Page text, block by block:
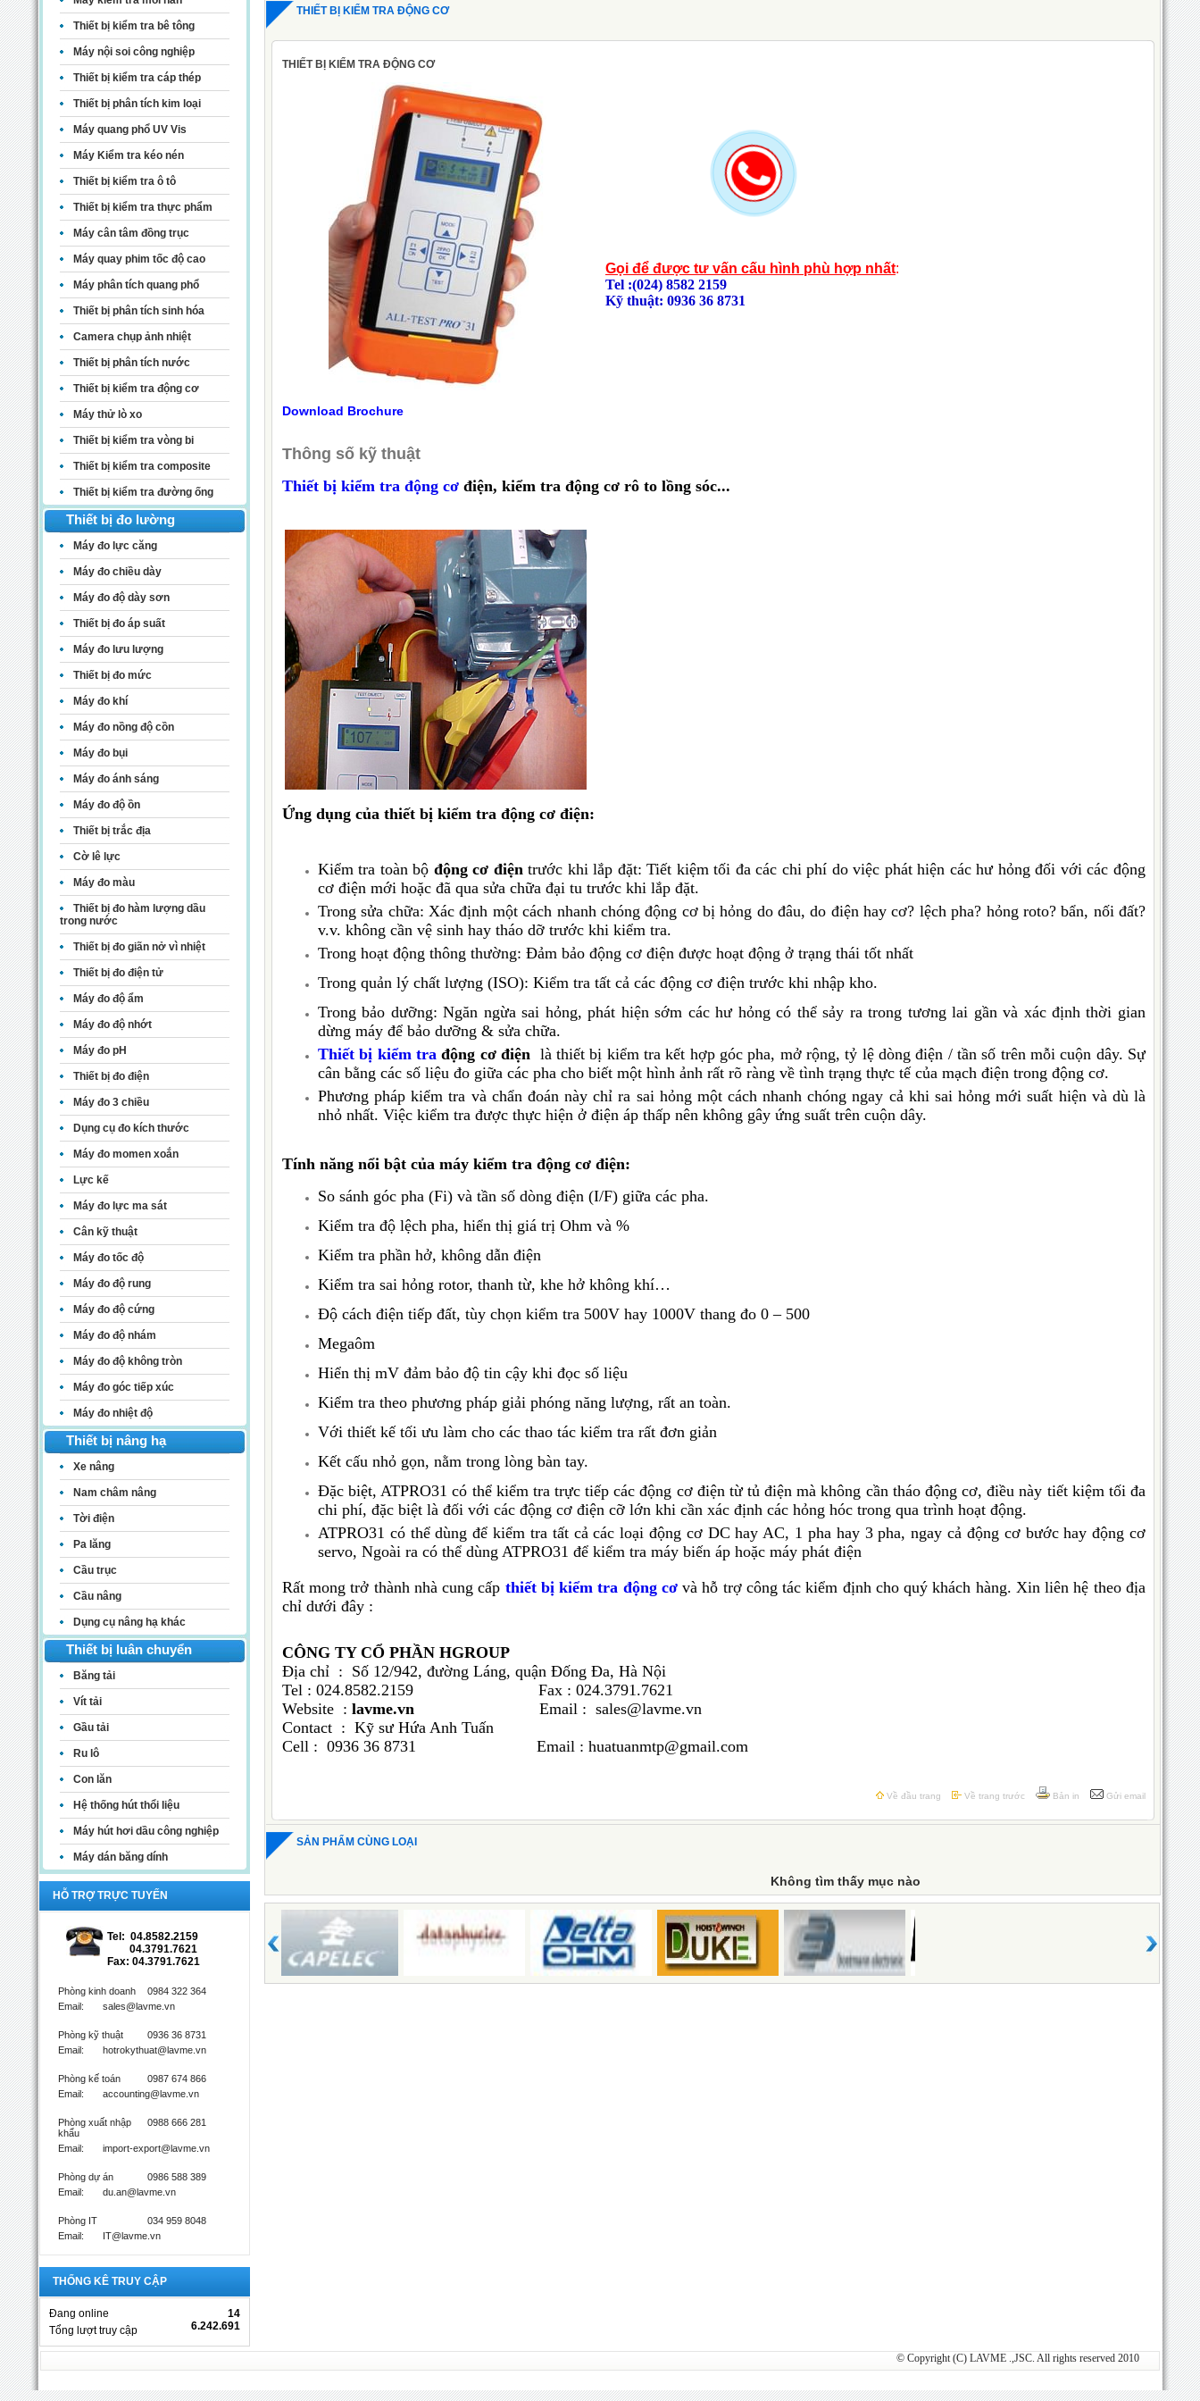
Thiết bị kiểm tra bê tông
Máy nội soi công nghiệp
Thiết bị kiểm tra cáp thép
Thiết bị phân tích kim loại
Máy quang phổ UV Vis
Máy Kiểm tra kéo nén
Thiết bị kiểm tra ô tô
Thiết bị kiểm tra thực phẩm
Máy cân tâm đồng trục
Máy quay phim tốc độ cao
Máy phân tích quang phổ
Thiết bị phân tích sinh hóa
Camera chụp ảnh nhiệt
Thiết bị phân tích nước
Thiết bị kiểm tra động cơ
Máy thử lò xo
Thiết bị kiểm tra vòng bi
Thiết bị kiểm tra composite
Thiết bị kiểm tra đường ống
Thiết bị đo lường
Máy đo lực căng
Máy đo chiều dày
Máy đo độ dày sơn
Thiết bị đo áp suất
Máy đo lưu lượng
Thiết bị đo mức
Máy đo khí
Máy đo nồng độ cồn
Máy đo bụi
Máy đo ánh sáng
Máy đo độ ồn
Thiết bị trắc địa
Cờ lê lực
Máy đo màu
Thiết bị đo hàm lượng dầu
trong nước
Thiết bị đo giãn nở vì nhiệt
Thiết bị đo điện tử
Máy đo độ ẩm
Máy đo độ nhớt
Máy đo pH
Thiết bị đo điện
Máy đo 3 chiều
Dụng cụ đo kích thước
Máy đo momen xoắn
Lực kế
Máy đo lực ma sát
Cân kỹ thuật
Máy đo tốc độ
Máy đo độ rung
Máy đo độ cứng
Máy đo độ nhám
Máy đo độ không tròn
Máy đo góc tiếp xúc
Máy đo nhiệt độ
Thiết bị nâng hạ
Xe nâng
Nam châm nâng
Tời điện
Pa lăng
Cầu trục
Cầu nâng
Dụng cụ nâng hạ khác
Thiết bị luân chuyển
Băng tải
Vít tải
Gầu tải
Ru lô
Con lăn
Hệ thống hút thổi liệu
Máy hút hơi dầu công nghiệp
Máy dán băng dính
HỖ TRỢ TRỰC TUYẾN
Tel: 04.8582.2159
04.3791.7621
Fax: 04.3791.7621
Phòng kinh doanh
0984 322 364
Email:
sales@lavme.vn
Phòng kỹ thuật
0936 36 8731
Email:
hotrokythuat@lavme.vn
Phòng kế toán
0987 674 866
Email:
accounting@lavme.vn
Phòng xuất nhập
khẩu
0988 666 281
Email: import-export@lavme.vn
Phòng dự án
0986 588 389
Email:
du.an@lavme.vn
Phòng IT
034 959 8048
Email:
IT@lavme.vn
THỐNG KÊ TRUY CẬP
Đang online
14
Tổng lượt truy cập
6.242.691
THIẾT BỊ KIỂM TRA ĐỘNG CƠ
THIẾT BỊ KIỂM TRA ĐỘNG CƠ
Gọi để được tư vấn cấu hình phù hợp nhất:
Tel :(024) 8582 2159
Kỹ thuật: 0936 36 8731
Download Brochure
Thông số kỹ thuật
Thiết bị kiểm tra động cơ điện, kiểm tra động cơ rô to lồng sóc...
Ứng dụng của thiết bị kiểm tra động cơ điện:
Kiểm tra toàn bộ động cơ điện trước khi lắp đặt: Tiết kiệm tối đa các chi phí do việc phát hiện các hư hỏng đối với các động
cơ điện mới hoặc đã qua sửa chữa đại tu trước khi lắp đặt.
Trong sửa chữa: Xác định một cách nhanh chóng động cơ bị hỏng do đâu, do điện hay cơ? lệch pha? hỏng roto? bẩn, nối đất?
v.v. không cần vệ sinh hay tháo dỡ trước khi kiểm tra.
Trong hoạt động thông thường: Đảm bảo động cơ điện được hoạt động ở trạng thái tốt nhất
Trong quản lý chất lượng (ISO): Kiểm tra tất cả các động cơ điện trước khi nhập kho.
Trong bảo dưỡng: Ngăn ngừa sai hỏng, phát hiện sớm các hư hỏng có thể sảy ra trong tương lai gần và xác định thời gian
dừng máy để bảo dưỡng & sửa chữa.
Thiết bị kiểm tra động cơ điện là thiết bị kiểm tra kết hợp góc pha, mở rộng, tỷ lệ dòng điện / tần số trên mỗi cuộn dây. Sự
cân bằng các số liệu đo giữa các pha cho biết một hình ảnh rất rõ ràng về tình trạng thực tế của mạch điện trong động cơ.
Phương pháp kiểm tra và chẩn đoán này chỉ ra sai hỏng một cách nhanh chóng ngay cả khi sai hỏng mới suất hiện và dù là
nhỏ nhất. Việc kiểm tra được thực hiện ở điện áp thấp nên không gây ứng suất trên cuộn dây.
Tính năng nổi bật của máy kiểm tra động cơ điện:
So sánh góc pha (Fi) và tần số dòng điện (I/F) giữa các pha.
Kiểm tra độ lệch pha, hiển thị giá trị Ohm và %
Kiểm tra phần hở, không dẫn điện
Kiểm tra sai hỏng rotor, thanh từ, khe hở không khí…
Độ cách điện tiếp đất, tùy chọn kiểm tra 500V hay 1000V thang đo 0 – 500
Megaôm
Hiển thị mV đảm bảo độ tin cậy khi đọc số liệu
Kiểm tra theo phương pháp giải phóng năng lượng, rất an toàn.
Với thiết kế tối ưu làm cho các thao tác kiểm tra rất đơn giản
Kết cấu nhỏ gọn, nằm trong lòng bàn tay.
Đặc biệt, ATPRO31 có thể kiểm tra trực tiếp các động cơ điện từ tủ điện mà không cần tháo động cơ, điều này tiết kiệm tối đa
chi phí, đặc biệt là đối với các động cơ điện cỡ lớn khi cần xác định các hỏng hóc trong qua trình hoạt động.
ATPRO31 có thể dùng để kiểm tra tất cả các loại động cơ DC hay AC, 1 pha hay 3 pha, ngay cả động cơ bước hay động cơ
servo, Ngoài ra có thể dùng ATPRO31 để kiểm tra máy biến áp hoặc máy phát điện
Rất mong trở thành nhà cung cấp thiết bị kiểm tra động cơ và hỗ trợ công tác kiểm định cho quý khách hàng. Xin liên hệ theo địa
chỉ dưới đây :
CÔNG TY CỔ PHẦN HGROUP
Địa chỉ : Số 12/942, đường Láng, quận Đống Đa, Hà Nội
Tel : 024.8582.2159 Fax : 024.3791.7621
Website : lavme.vn Email : sales@lavme.vn
Contact : Kỹ sư Hứa Anh Tuấn
Cell : 0936 36 8731 Email : huatuanmtp@gmail.com
Về đầu trang Về trang trước Bản in Gửi email
SẢN PHẨM CÙNG LOẠI
Không tìm thấy mục nào
© Copyright (C) LAVME .,JSC. All rights reserved 2010